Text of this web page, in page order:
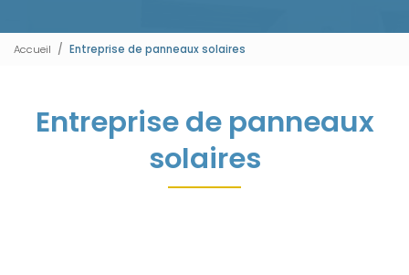
Accueil Entreprise de panneaux solaires
Entreprise de panneaux
solaires